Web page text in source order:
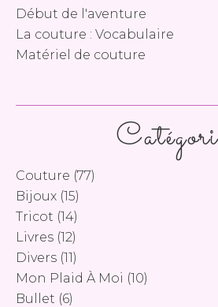
Couture (77)
Bijoux (15)
Tricot (14)
Livres (12)
Divers (11)
Mon Plaid À Moi (10)
Bullet (6)
Début de l'aventure
La couture : Vocabulaire
Matériel de couture